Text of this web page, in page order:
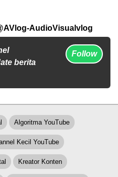
AudioVisualvlog
berita
Follow
Algoritma YouTube
Kecil YouTube
Kreator Konten